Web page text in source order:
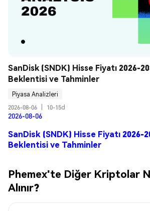
SanDisk (SNDK) Hisse Fiyatı 2026-
Beklentisi ve Tahminler
Piyasa Analizleri
2026-08-06
10-15d
2026-08-06
SanDisk (SNDK) Hisse Fiyatı 2026-
Beklentisi ve Tahminler
Phemex'te Diğer Kriptolar
Alınır?